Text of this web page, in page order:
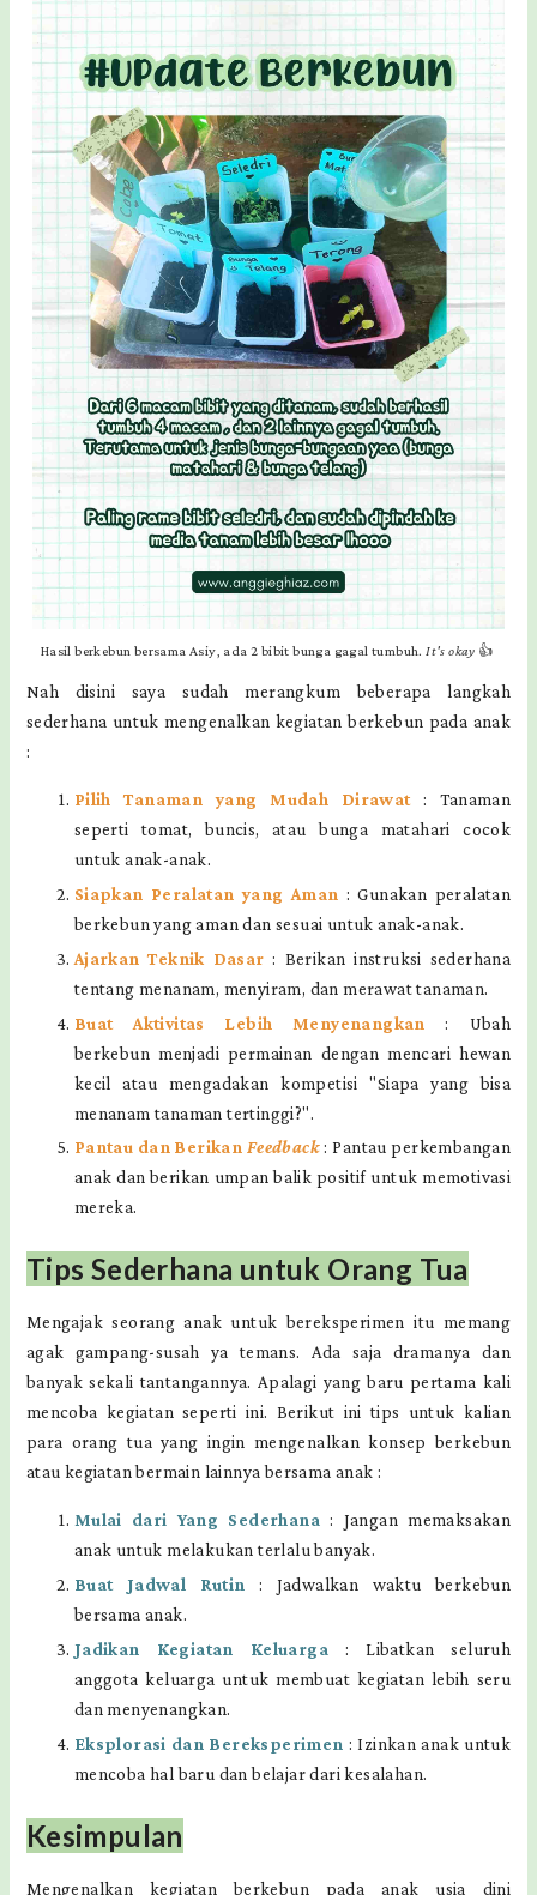
Hasil berkebun bersama Asiy, ada 2 bibit bunga gagal tumbuh.It's okay 👍
Nah disini saya sudah merangkum beberapa langkah
sederhana untuk mengenalkan kegiatan berkebun pada anak
:
Pilih Tanaman yang Mudah Dirawat: Tanaman
seperti tomat, buncis, atau bunga matahari cocok
untuk anak-anak.
Siapkan Peralatan yang Aman : Gunakan peralatan
berkebun yang aman dan sesuai untuk anak-anak.
Ajarkan Teknik Dasar : Berikan instruksi sederhana
tentang menanam, menyiram, dan merawat tanaman.
Buat Aktivitas Lebih Menyenangkan
: Ubah
berkebun menjadi permainan dengan mencari hewan
kecil atau mengadakan kompetisi "Siapa yang bisa
menanam tanaman tertinggi?".
Pantau dan Berikan Feedback: Pantau perkembangan
anak dan berikan umpan balik positif untuk memotivasi
mereka.
Tips Sederhana untuk Orang Tua
Mengajak seorang anak untuk bereksperimen itu memang
agak gampang-susah ya temans. Ada saja dramanya dan
banyak sekali tantangannya. Apalagi yang baru pertama kali
mencoba kegiatan seperti ini. Berikut ini tips untuk kalian
para orang tua yang ingin mengenalkan konsep berkebun
atau kegiatan bermain lainnya bersama anak :
Mulai dari Yang Sederhana : Jangan memaksakan
anak untuk melakukan terlalu banyak.
Buat Jadwal Rutin : Jadwalkan waktu berkebun
bersama anak.
Jadikan Kegiatan Keluarga : Libatkan seluruh
anggota keluarga untuk membuat kegiatan lebih seru
dan menyenangkan.
Eksplorasi dan Bereksperimen : Izinkan anak untuk
mencoba hal baru dan belajar dari kesalahan.
Kesimpulan
Mengenalkan kegiatan berkebun pada anak usia dini